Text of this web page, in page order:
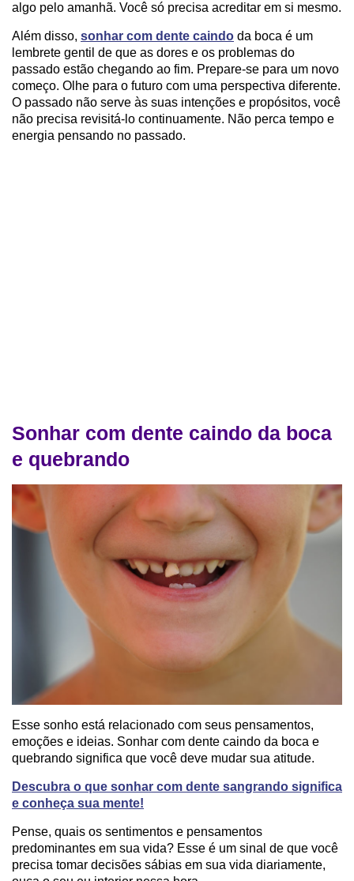
algo pelo amanhã. Você só precisa acreditar em si mesmo.
Além disso, sonhar com dente caindo da boca é um
lembrete gentil de que as dores e os problemas do
passado estão chegando ao fim. Prepare-se para um novo
começo. Olhe para o futuro com uma perspectiva diferente.
O passado não serve às suas intenções e propósitos, você
não precisa revisitá-lo continuamente. Não perca tempo e
energia pensando no passado.
Sonhar com dente caindo da boca
e quebrando
Esse sonho está relacionado com seus pensamentos,
emoções e ideias. Sonhar com dente caindo da boca e
quebrando significa que você deve mudar sua atitude.
Descubra o que sonhar com dente sangrando significa
e conheça sua mente!
Pense, quais os sentimentos e pensamentos
predominantes em sua vida? Esse é um sinal de que você
precisa tomar decisões sábias em sua vida diariamente,